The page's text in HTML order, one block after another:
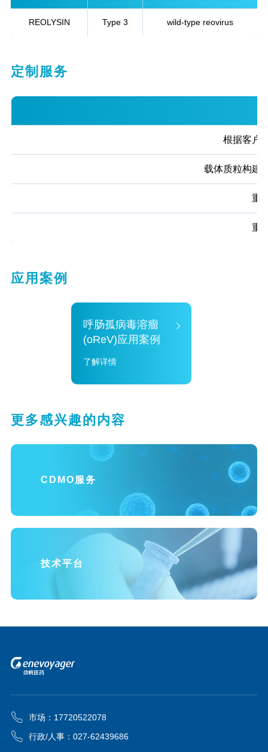
REOLYSIN Type 3 wild-type reovirus
定制服务
根据客户
载体质粒构建
重
重
应用案例
呼肠孤病毒溶瘤
(oReV)应用案例
了解详情
更多感兴趣的内容
CDMO服务
技术平台
市场：17720522078
行政/人事：027-62439686